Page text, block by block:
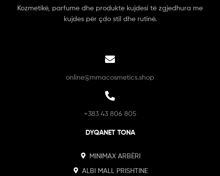
Kozmetikë, parfume dhe produkte kujdesi të zgjedhura me
kujdes për çdo stil dhe rutinë.
online@mmacosmetics.shop
+383 43 806 805
DYQANET TONA
MINIMAX ARBËRI
ALBI MALL PRISHTINE